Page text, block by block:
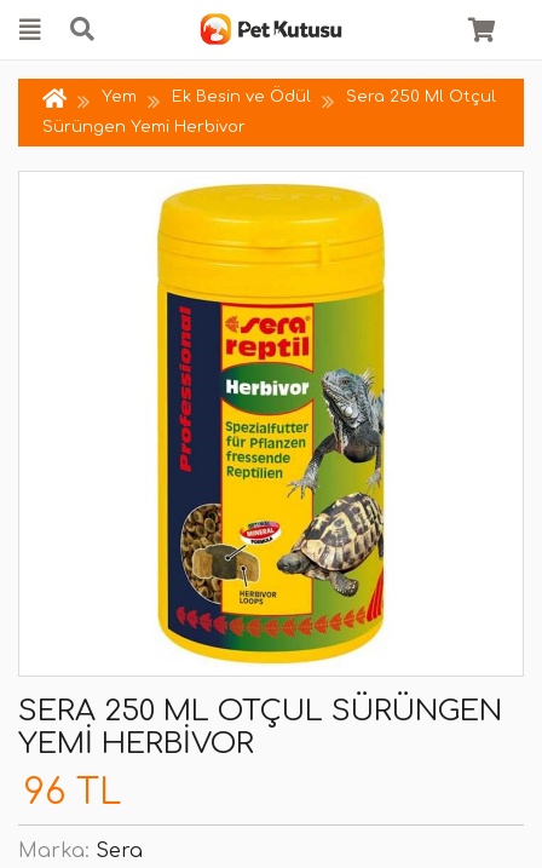
Yem Ek Besin ve Ödül
Sera 250 Ml Otçul
Sürüngen Yemi Herbivor
SERA 250 ML OTÇUL SÜRÜNGEN
YEMI HERBIVOR
96 TL
Marka: Sera